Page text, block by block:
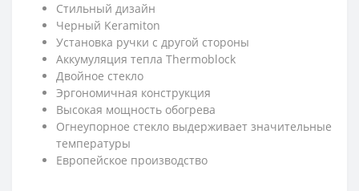
Стильный дизайн
Черный Keramiton
Установка ручки с другой стороны
Аккумуляция тепла Thermoblock
Двойное стекло
Эргономичная конструкция
Высокая мощность обогрева
Огнеупорное стекло выдерживает значительные
температуры
Европейское производство